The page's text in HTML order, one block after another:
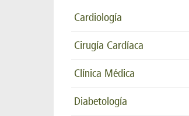
Cardiología
Cirugía Cardíaca
Clínica Médica
Diabetología